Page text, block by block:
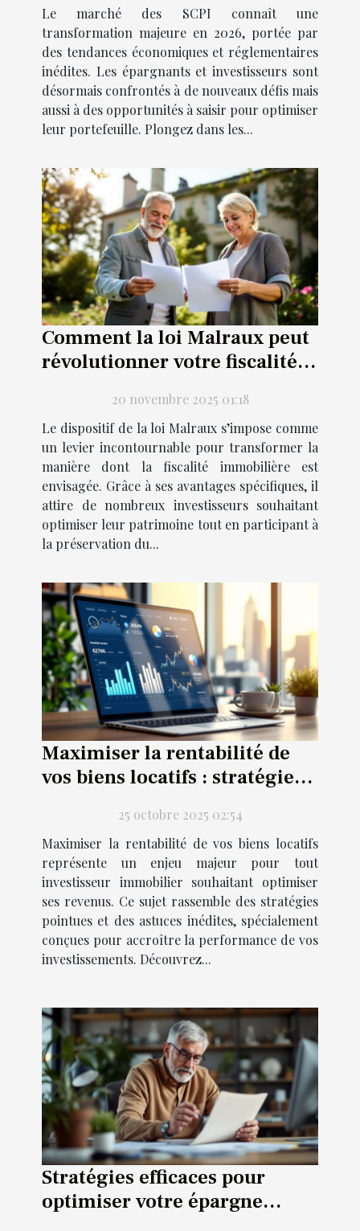
Le marché des SCPI connaît une
transformation majeure en 2026, portée par
des tendances économiques et réglementaires
inédites. Les épargnants et investisseurs sont
désormais confrontés à de nouveaux défis mais
aussi à des opportunités à saisir pour optimiser
leur portefeuille. Plongez dans les...
Comment la loi Malraux peut
révolutionner votre fiscalité
20 novembre 2025 01:18
Le dispositif de la loi Malraux s’impose comme
un levier incontournable pour transformer la
manière dont la fiscalité immobilière est
envisagée. Grâce à ses avantages spécifiques, il
attire de nombreux investisseurs souhaitant
optimiser leur patrimoine tout en participant à
la préservation du...
Maximiser la rentabilité de
vos biens locatifs : stratégies
25 octobre 2025 02:54
Maximiser la rentabilité de vos biens locatifs
représente un enjeu majeur pour tout
investisseur immobilier souhaitant optimiser
ses revenus. Ce sujet rassemble des stratégies
pointues et des astuces inédites, spécialement
conçues pour accroître la performance de vos
investissements. Découvrez...
Stratégies efficaces pour
optimiser votre épargne